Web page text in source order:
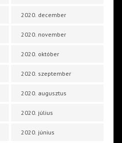
2020. december
2020. november
2020. október
2020. szeptember
2020. augusztus
2020. július
2020. június